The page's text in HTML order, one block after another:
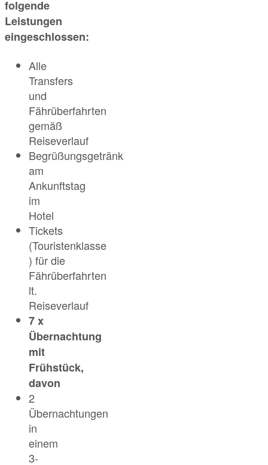
folgende
Leistungen
eingeschlossen:
Alle
Transfers
und
Fährüberfahrten
gemäß
Reiseverlauf
Begrüßungsgetränk
am
Ankunftstag
im
Hotel
Tickets
(Touristenklasse
) für die
Fährüberfahrten
lt.
Reiseverlauf
7 x
Übernachtung
mit
Frühstück,
davon
2
Übernachtungen
in
einem
3-